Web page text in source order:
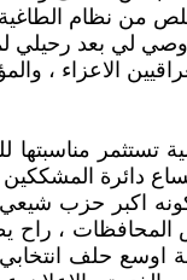
من نظام
تستثمر مناسبتها
دائرة
اكبر حزب
المحافظات ،
اوسع حلف